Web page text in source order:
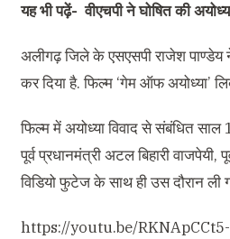
यह भी पढ़ें-वीएचपी ने घोषित की
अलीगढ़ जिले के एसएसपी राजेश पाण्डेय
कर दिया है. फिल्म ‘गेम ऑफ अयोध्या’
फिल्म में अयोध्या विवाद से संबंधित
पूर्व प्रधानमंत्री अटल बिहारी
विडियो फुटेज के साथ ही उस दौरान ली
https://youtu.be/